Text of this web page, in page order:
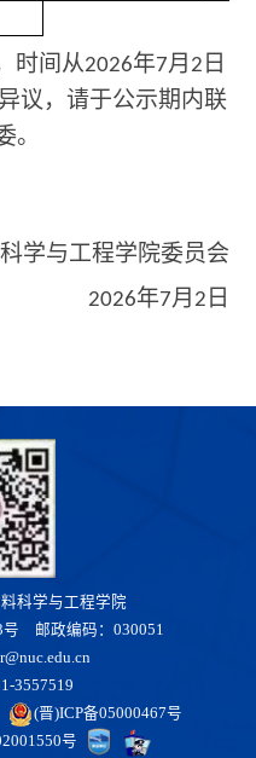
时间从2026年7月 2 日
议，请于公示期内联
。
学与工程学院委员会
2026年7月 2 日
科学与工程学院
号 邮政编码：030051
3557519
(晋)ICP备05000467号
号